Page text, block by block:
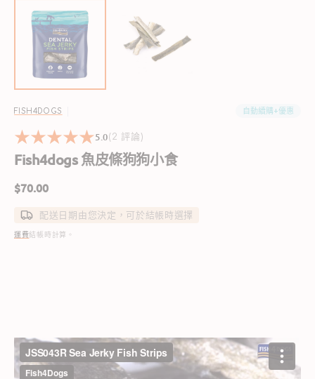
體
檔
案
FISH4DOGS 自動續購+優惠
5.0(2 評論)
Fish4dogs 魚皮條狗狗小食
定
$70.00
配送日期由您決定，可於結帳時選擇
運費結帳時計算。